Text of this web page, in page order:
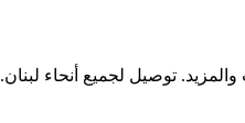
توصيل لجميع أنحاء لبنان.